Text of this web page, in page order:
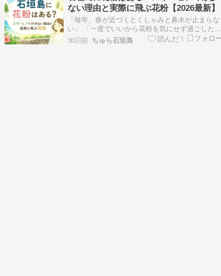
ない理由と実際に飛ぶ花粉【2026最新】
「毎年、春が近づくとくしゃみと鼻水が止まらな
い」 「一度でいいから花粉を気にせず過ごした
い」 そう感じている方にとって、石垣島は気にな
る存在ではないでしょうか。 ネット上では「石垣
30日前 ちゅら石垣島